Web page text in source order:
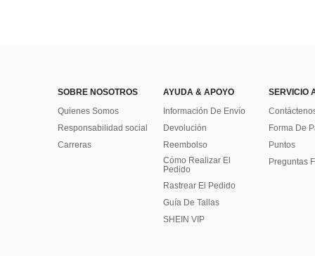
SOBRE NOSOTROS
Quienes Somos
Responsabilidad social
Carreras
AYUDA & APOYO
Información De Envío
Devolución
Reembolso
Cómo Realizar El
Pedido
Rastrear El Pedido
Guía De Tallas
SHEIN VIP
SERVICIO
Forma De
Puntos
Preguntas